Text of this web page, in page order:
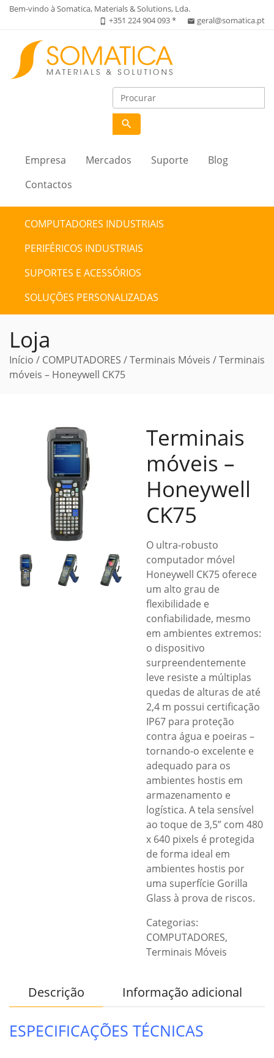
Bem-vindo à Somatica, Materials & Solutions, Lda.
phone_iphone +351 224 904 093 * email geral@somatica.pt
search
Empresa Mercados Suporte
Blog
Contactos
COMPUTADORES INDUSTRIAIS
PERIFÉRICOS INDUSTRIAIS
SUPORTES E ACESSÓRIOS
SOLUÇÕES PERSONALIZADAS
Loja
Início / COMPUTADORES /Terminais Móveis / Terminais
móveis – Honeywell CK75
Terminais
móveis –
Honeywell
CK75
O ultra-robusto
computador móvel
Honeywell CK75 oferece
um alto grau de
flexibilidade e
confiabilidade, mesmo
em ambientes extremos:
o dispositivo
surpreendentemente
leve resiste a múltiplas
quedas de alturas de até
2,4 m possui certificação
IP67 para proteção
contra água e poeiras –
tornando-o excelente e
adequado para os
ambientes hostis em
armazenamento e
logística. A tela sensível
ao toque de 3,5” com 480
x 640 pixels é protegida
de forma ideal em
ambientes hostis por
uma superfície Gorilla
Glass à prova de riscos.
Categorias:
COMPUTADORES,
Terminais Móveis
Descrição Informação adicional
ESPECIFICAÇÕES TÉCNICAS